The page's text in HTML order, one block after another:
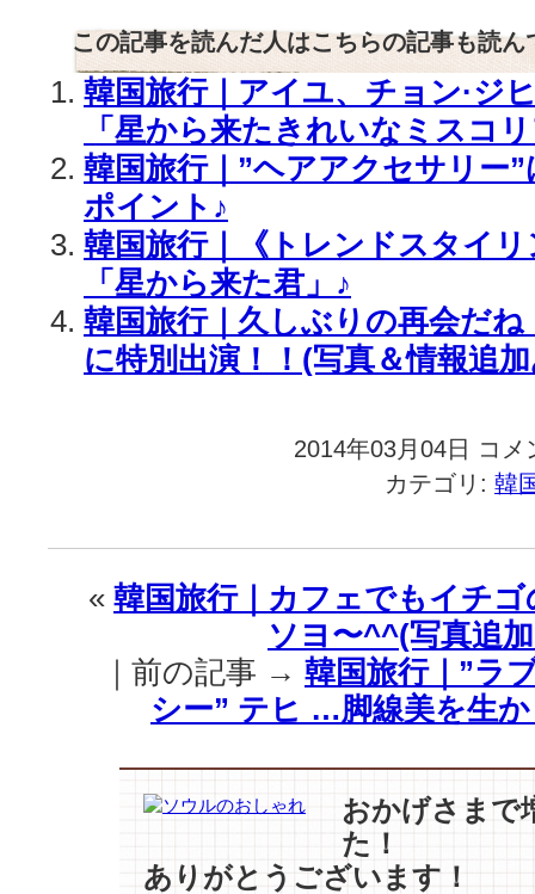
この記事を読んだ人はこちらの記事も読ん
韓国旅行｜アイユ、チョン·ジ
「星から来たきれいなミスコ
韓国旅行｜”ヘアアクセサリー
ポイント♪
韓国旅行｜《トレンドスタイ
「星から来た君」♪
韓国旅行｜久しぶりの再会だ
に特別出演！！(写真＆情報追
2014年03月04日
韓
旅
｜
君』
で
中
国
に
と
コメ
カテゴリ: 韓
« 韓国旅行｜カフェでもイチ
ソヨ〜^^(写真追
｜前の記事 → 韓国旅行｜”ラ
シー” テヒ …脚線美を生
おかげさまで
た！
ありがとうございます！